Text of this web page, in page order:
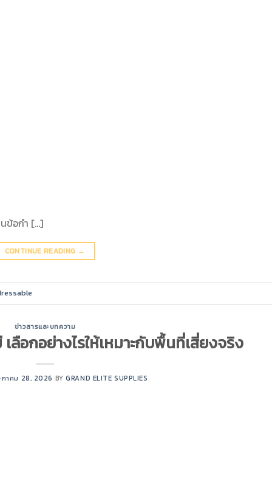
ข้อกำ […]
CONTINUE READING →
ข่าวสารและบทความ
ลือกอย่างไรให้เหมาะกับพื้นที่เสี่ยงจริง
าคม 28, 2026 BYGRAND ELITE SUPPLIES